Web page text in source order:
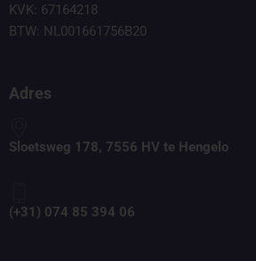
KVK: 67164218
BTW: NL001661756B20
Adres
Sloetsweg 178, 7556 HV te Hengelo
(+31) 074 85 394 06